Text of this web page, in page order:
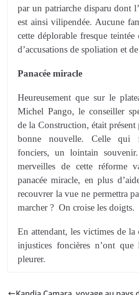
par un patriarche disparu dont
est ainsi vilipendée. Aucune
cette déplorable fresque teintée
d’accusations de spoliation et
Panacée miracle
Heureusement que sur le
Michel Pango, le conseiller
de la Construction, était
bonne nouvelle. Celle qui
fonciers, un lointain
merveilles de cette réforme
panacée miracle, en plus
recouvrer la vue ne permettra
marcher ? On croise les doigts.
En attendant, les victimes de la
injustices foncières n’ont
pleurer.